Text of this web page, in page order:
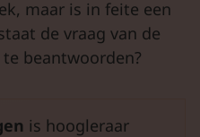
maar is in feite een
de vraag van de
beantwoorden?
is hoogleraar